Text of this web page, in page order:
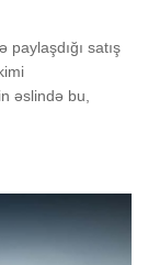
satış
əslində bu,